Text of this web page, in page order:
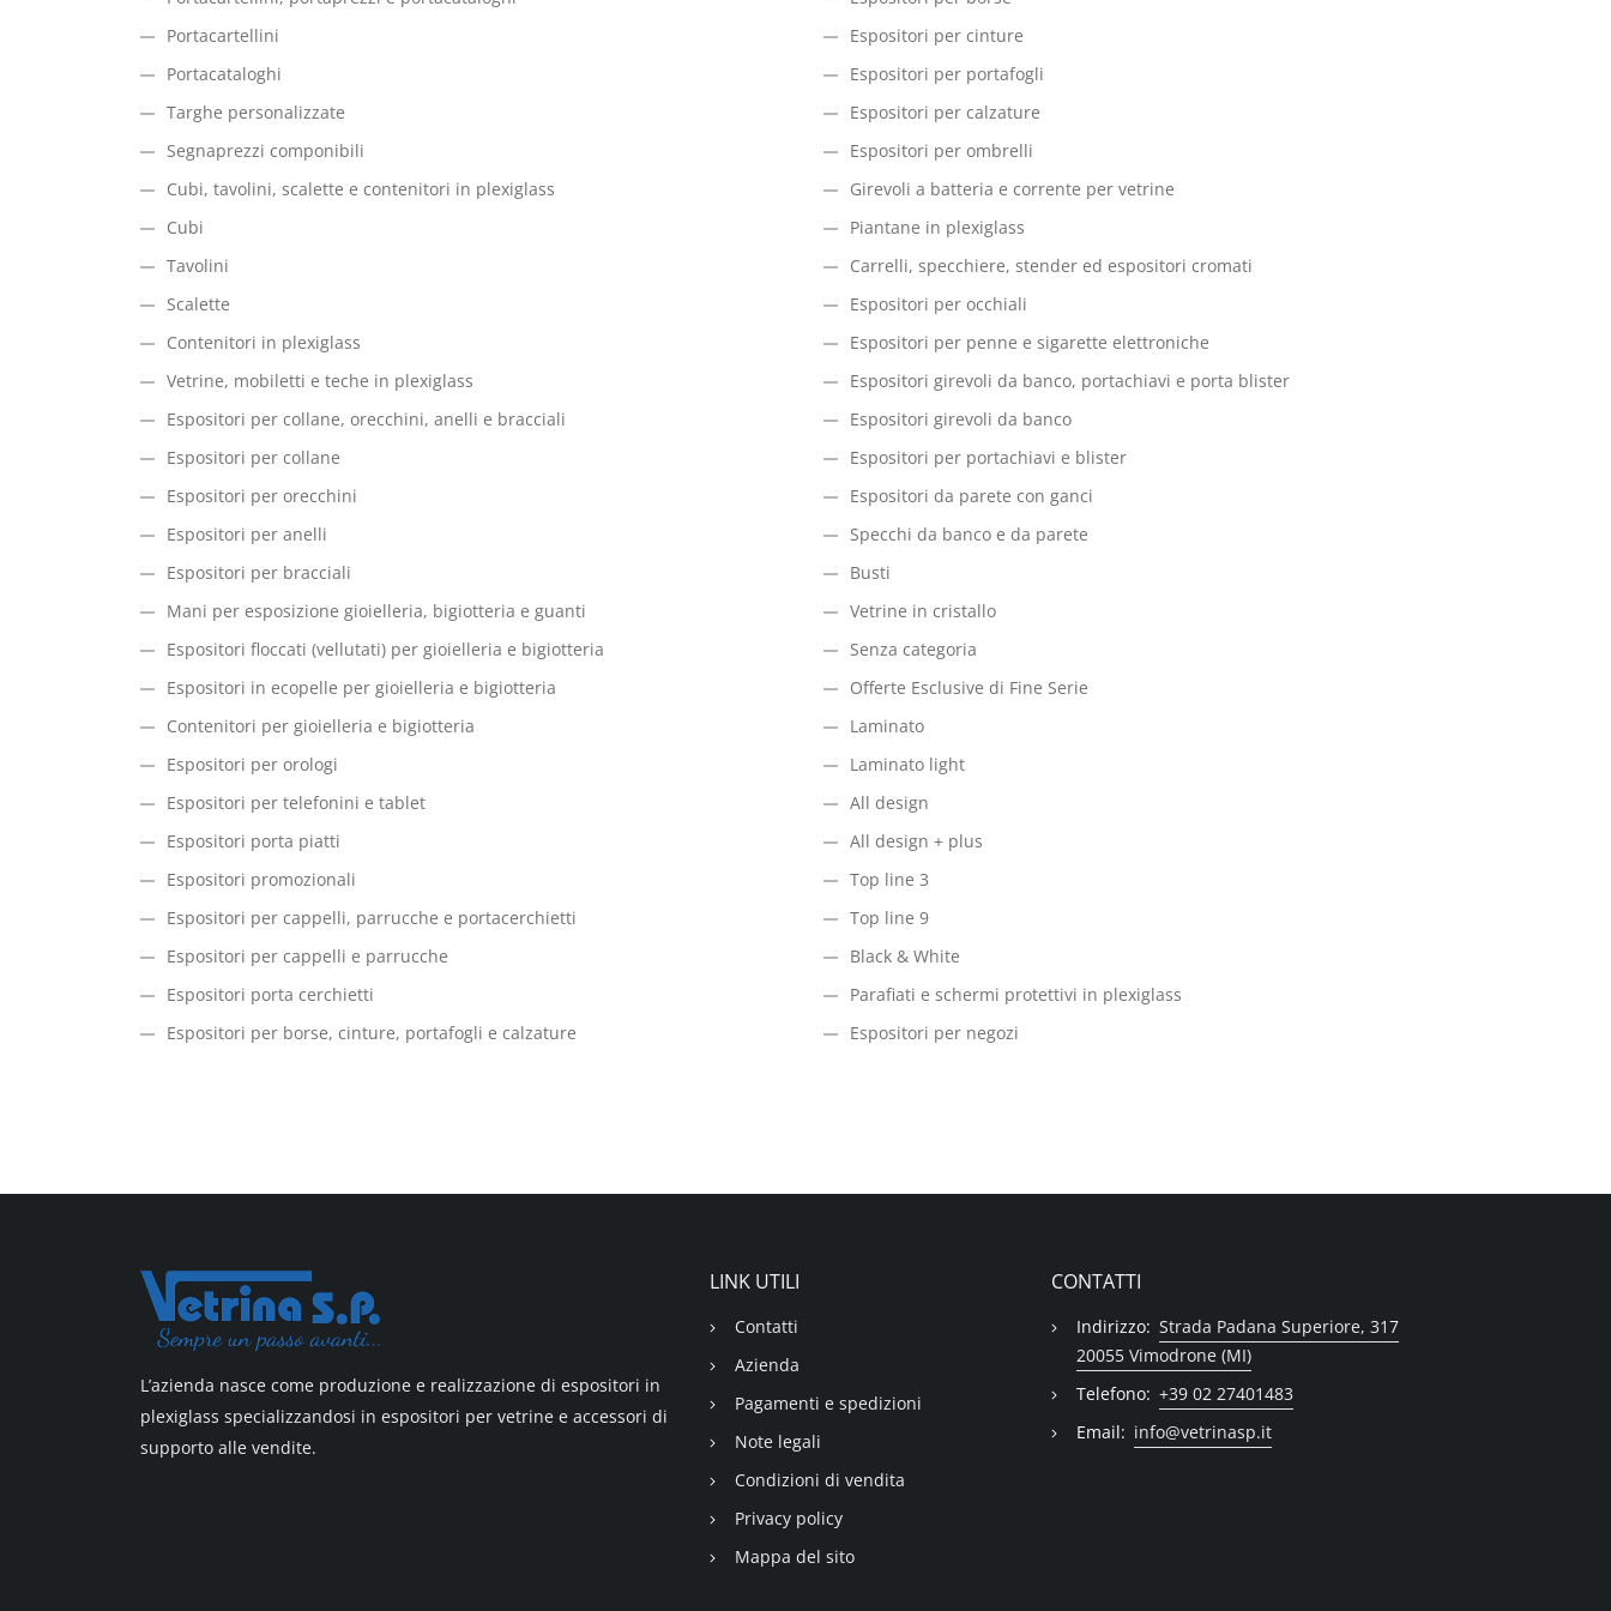
Portacartellini
Portacataloghi
Targhe personalizzate
Segnaprezzi componibili
Cubi, tavolini, scalette e contenitori in plexiglass
Cubi
Tavolini
Scalette
Contenitori in plexiglass
Vetrine, mobiletti e teche in plexiglass
Espositori per collane, orecchini, anelli e bracciali
Espositori per collane
Espositori per orecchini
Espositori per anelli
Espositori per bracciali
Mani per esposizione gioielleria, bigiotteria e guanti
Espositori floccati (vellutati) per gioielleria e bigiotteria
Espositori in ecopelle per gioielleria e bigiotteria
Contenitori per gioielleria e bigiotteria
Espositori per orologi
Espositori per telefonini e tablet
Espositori porta piatti
Espositori promozionali
Espositori per cappelli, parrucche e portacerchietti
Espositori per cappelli e parrucche
Espositori porta cerchietti
Espositori per borse, cinture, portafogli e calzature
Espositori per cinture
Espositori per portafogli
Espositori per calzature
Espositori per ombrelli
Girevoli a batteria e corrente per vetrine
Piantane in plexiglass
Carrelli, specchiere, stender ed espositori cromati
Espositori per occhiali
Espositori per penne e sigarette elettroniche
Espositori girevoli da banco, portachiavi e porta blister
Espositori girevoli da banco
Espositori per portachiavi e blister
Espositori da parete con ganci
Specchi da banco e da parete
Busti
Vetrine in cristallo
Senza categoria
Offerte Esclusive di Fine Serie
Laminato
Laminato light
All design
All design + plus
Top line 3
Top line 9
Black & White
Parafiati e schermi protettivi in plexiglass
Espositori per negozi
L’azienda nasce come produzione e realizzazione di espositori in
plexiglass specializzandosi in espositori per vetrine e accessori di
supporto alle vendite.
LINK UTILI
Contatti
Azienda
Pagamenti e spedizioni
Note legali
Condizioni di vendita
Privacy policy
Mappa del sito
CONTATTI
Indirizzo: Strada Padana Superiore, 317
20055 Vimodrone (MI)
Telefono: +39 02 27401483
Email: info@vetrinasp.it